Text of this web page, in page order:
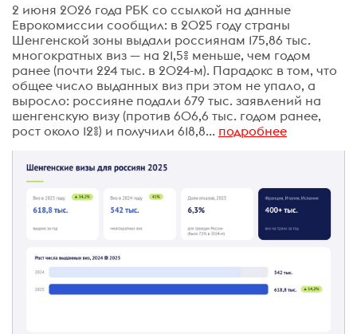
2 июня 2026 года РБК со ссылкой на данные
Еврокомиссии сообщил: в 2025 году страны
Шенгенской зоны выдали россиянам 175,86 тыс.
многократных виз — на 21,5% меньше, чем годом
ранее (почти 224 тыс. в 2024-м). Парадокс в том, что
общее число выданных виз при этом не упало, а
выросло: россияне подали 679 тыс. заявлений на
шенгенскую визу (против 606,6 тыс. годом ранее,
рост около 12%) и получили 618,8... подробнее